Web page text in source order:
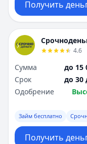
Получить
4.6
Сумма
до 15
Срок
до 30
Одобрение
Займ бесплатно
Получить